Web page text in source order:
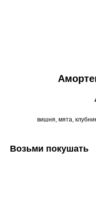
вишня, мята,
Возьми покушать